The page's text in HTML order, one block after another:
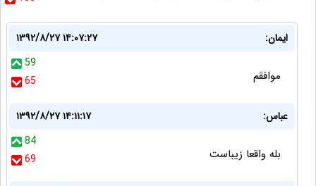
ایمان:
۱۳۹۲/۸/۲۷ ۱۴:۰۷:۲۷
59
65
موافقم
عباس:
۱۳۹۲/۸/۲۷ ۱۴:۱۱:۱۷
84
69
بله واقعا زیباست